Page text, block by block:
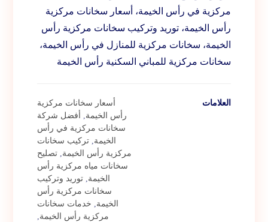
مركزية في رأس الخيمة، أسعار سخانات مركزية
رأس الخيمة، توريد وتركيب سخانات مركزية رأس
الخيمة، سخانات مركزية للمنازل في رأس الخيمة،
سخانات مركزية للمباني السكنية رأس الخيمة
العلامات
أسعار سخانات مركزية
رأس الخيمة
أفضل شركة
سخانات مركزية في رأس
الخيمة تركيب سخانات
مركزية رأس الخيمة تصليح
سخانات مياه مركزية رأس
الخيمة توريد وتركيب
سخانات مركزية رأس
الخيمة
خدمات سخانات
مركزية رأس الخيمة